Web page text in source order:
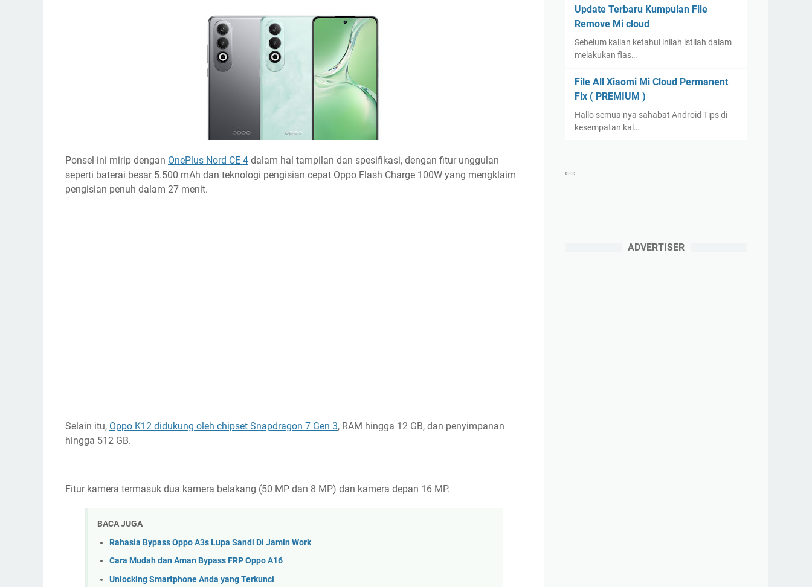
Ponsel ini mirip dengan OnePlus Nord CE 4 dalam hal tampilan dan spesifikasi, dengan fitur unggulan
seperti baterai besar 5.500 mAh dan teknologi pengisian cepat Oppo Flash Charge 100W yang mengklaim
pengisian penuh dalam 27 menit.
Selain itu, Oppo K12 didukung oleh chipset Snapdragon 7 Gen 3, RAM hingga 12 GB, dan penyimpanan
hingga 512 GB.
Fitur kamera termasuk dua kamera belakang (50 MP dan 8 MP) dan kamera depan 16 MP.
BACA JUGA
Rahasia Bypass Oppo A3s Lupa Sandi Di Jamin Work
Cara Mudah dan Aman Bypass FRP Oppo A16
Unlocking Smartphone Anda yang Terkunci
Update Terbaru Kumpulan File
Remove Mi cloud
Sebelum kalian ketahui inilah istilah dalam
melakukan flas…
File All Xiaomi Mi Cloud Permanent
Fix ( PREMIUM )
Hallo semua nya sahabat Android Tips di
kesempatan kal…
ADVERTISER